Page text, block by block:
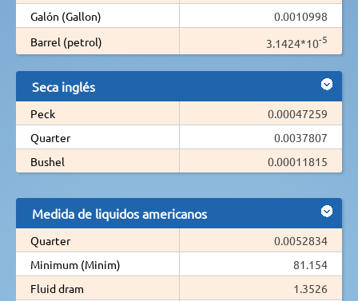
Galón (Gallon)
0.0010998
Barrel (petrol)
3.1424*10-5
Seca inglés
Peck
0.00047259
Quarter
0.0037807
Bushel
0.00011815
Medida de liquidos americanos
Quarter
0.0052834
Minimum (Minim)
81.154
Fluid dram
1.3526